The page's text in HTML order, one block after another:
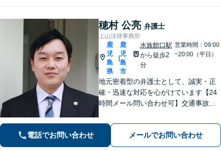
穂村 公亮 弁護士
上山法律事務所
鹿
児
島
県
|
鹿
児
島
市
水族館口駅
から徒歩2
分
営業時間：09:00
~20:00（平日）
地元密着型の弁護士として、誠実・正
確・迅速な対応を心がけています【24
時間メール問い合わせ可】交通事故／
幅広く対応。新しい人生のスタートを
切るお手伝いをします【市電水族館口
駅2分】【完全個室】
電話でお問い合わせ メールでお問い合わせ